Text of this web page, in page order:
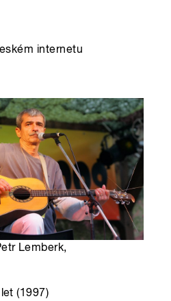
internetu
Lemberk,
(1997)